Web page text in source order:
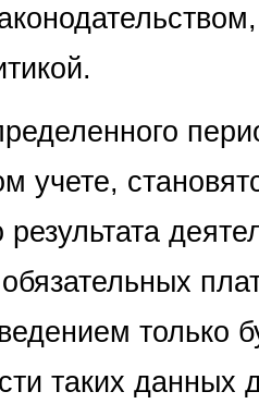
учете,
результата
только
таких